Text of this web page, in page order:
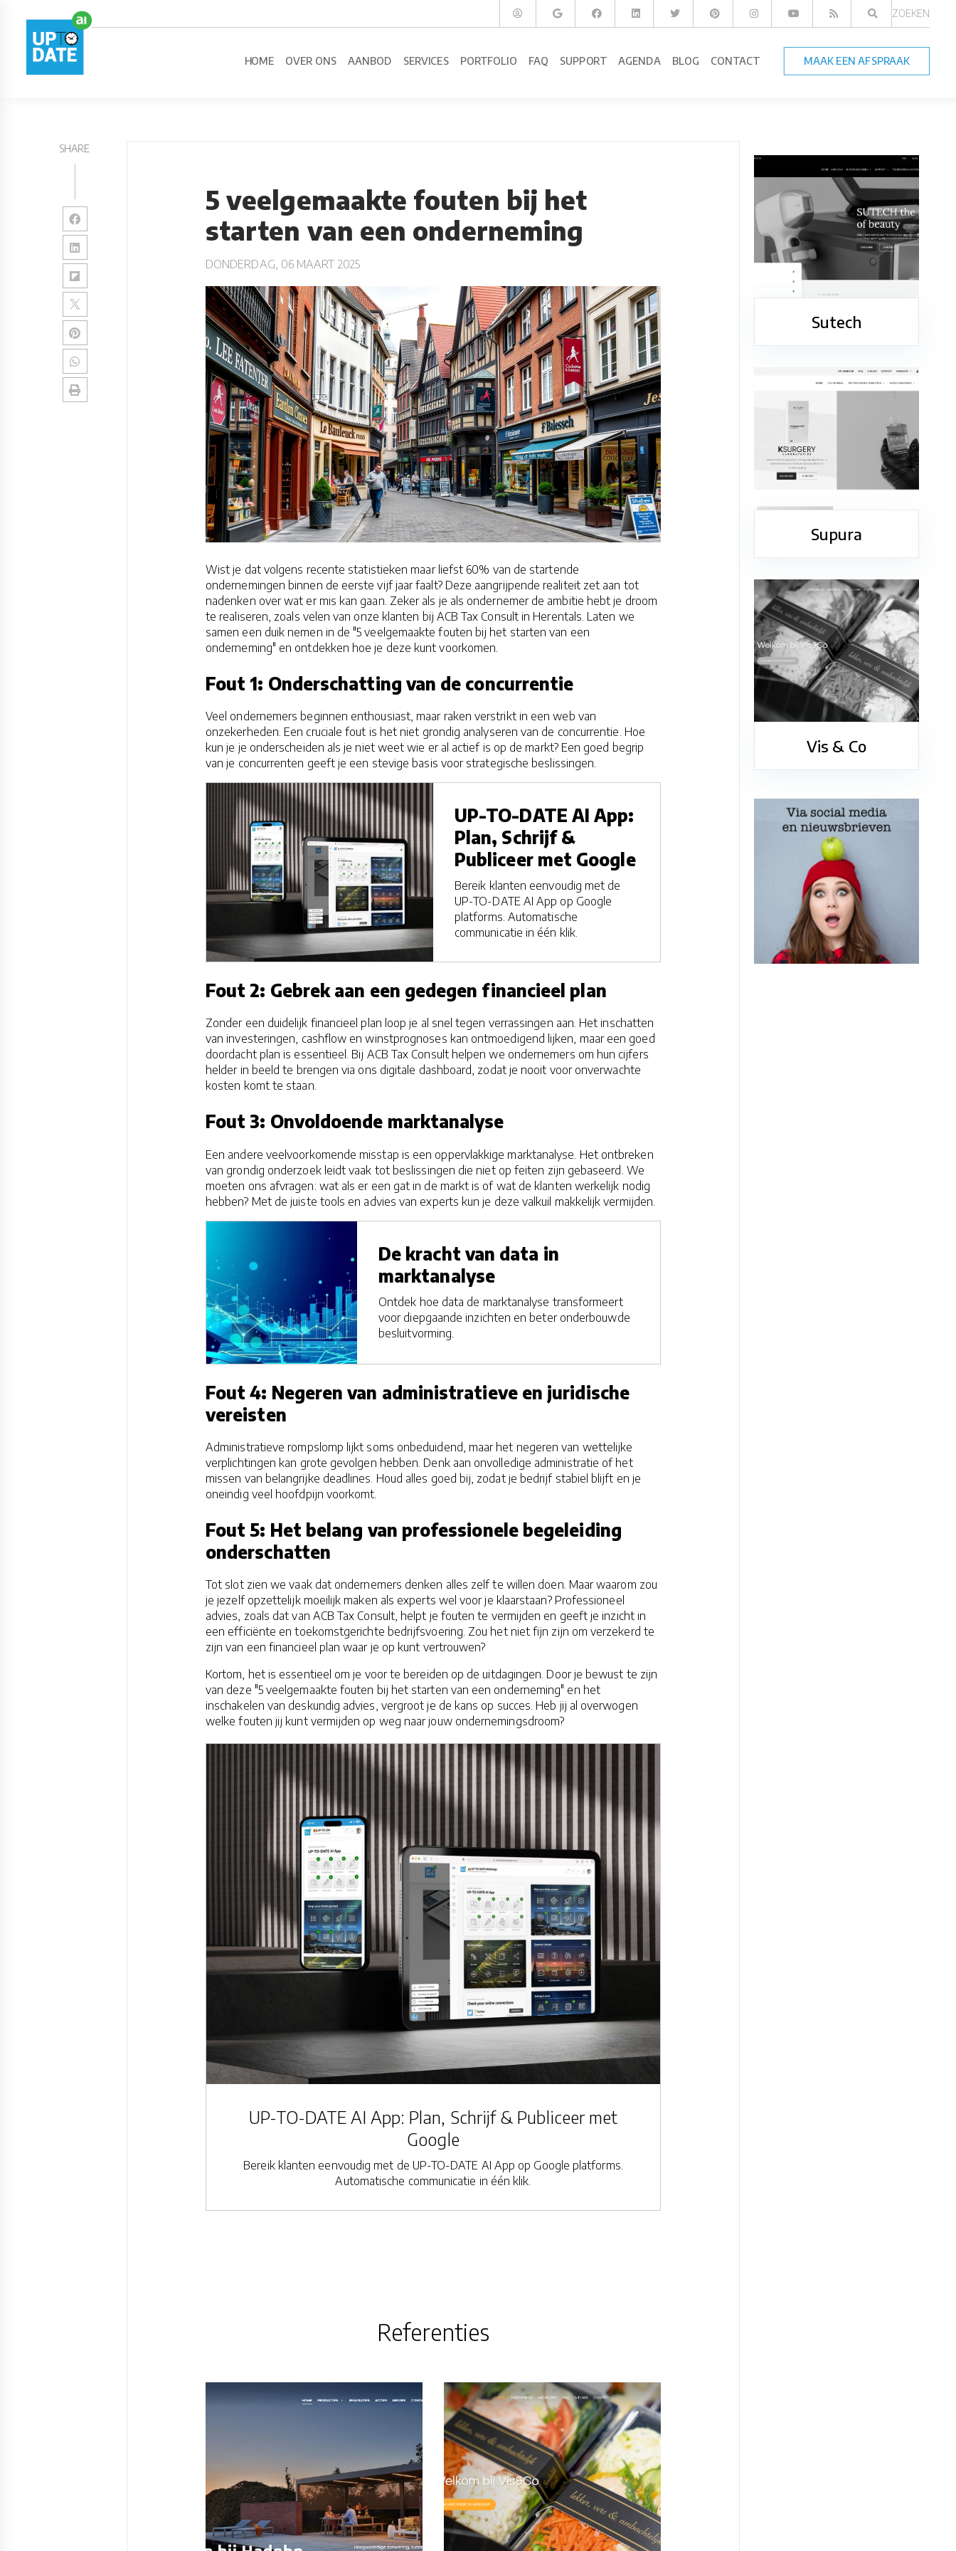
ZOEKEN
HOME OVER ONS AANBOD SERVICES PORTFOLIO FAQ SUPPORT AGENDA BLOG CONTACT MAAK EEN AFSPRAAK
SHARE
5 veelgemaakte fouten bij het
starten van een onderneming
DONDERDAG, 06 MAART 2025
Wist je dat volgens recente statistieken maar liefst 60% van de startende
ondernemingen binnen de eerste vijf jaar faalt? Deze aangrijpende realiteit zet aan tot
nadenken over wat er mis kan gaan. Zeker als je als ondernemer de ambitie hebt je droom
te realiseren, zoals velen van onze klanten bij ACB Tax Consult in Herentals. Laten we
samen een duik nemen in de "5 veelgemaakte fouten bij het starten van een
onderneming" en ontdekken hoe je deze kunt voorkomen.
Fout 1: Onderschatting van de concurrentie
Veel ondernemers beginnen enthousiast, maar raken verstrikt in een web van
onzekerheden. Een cruciale fout is het niet grondig analyseren van de concurrentie. Hoe
kun je je onderscheiden als je niet weet wie er al actief is op de markt? Een goed begrip
van je concurrenten geeft je een stevige basis voor strategische beslissingen.
UP-TO-DATE AI App:
Plan, Schrijf &
Publiceer met Google
Bereik klanten eenvoudig met de
UP-TO-DATE AI App op Google
platforms. Automatische
communicatie in één klik.
Fout 2: Gebrek aan een gedegen financieel plan
Zonder een duidelijk financieel plan loop je al snel tegen verrassingen aan. Het inschatten
van investeringen, cashflow en winstprognoses kan ontmoedigend lijken, maar een goed
doordacht plan is essentieel. Bij ACB Tax Consult helpen we ondernemers om hun cijfers
helder in beeld te brengen via ons digitale dashboard, zodat je nooit voor onverwachte
kosten komt te staan.
Fout 3: Onvoldoende marktanalyse
Een andere veelvoorkomende misstap is een oppervlakkige marktanalyse. Het ontbreken
van grondig onderzoek leidt vaak tot beslissingen die niet op feiten zijn gebaseerd. We
moeten ons afvragen: wat als er een gat in de markt is of wat de klanten werkelijk nodig
hebben? Met de juiste tools en advies van experts kun je deze valkuil makkelijk vermijden.
De kracht van data in
marktanalyse
Ontdek hoe data de marktanalyse transformeert
voor diepgaande inzichten en beter onderbouwde
besluitvorming.
Fout 4: Negeren van administratieve en juridische
vereisten
Administratieve rompslomp lijkt soms onbeduidend, maar het negeren van wettelijke
verplichtingen kan grote gevolgen hebben. Denk aan onvolledige administratie of het
missen van belangrijke deadlines. Houd alles goed bij, zodat je bedrijf stabiel blijft en je
oneindig veel hoofdpijn voorkomt.
Fout 5: Het belang van professionele begeleiding
onderschatten
Tot slot zien we vaak dat ondernemers denken alles zelf te willen doen. Maar waarom zou
je jezelf opzettelijk moeilijk maken als experts wel voor je klaarstaan? Professioneel
advies, zoals dat van ACB Tax Consult, helpt je fouten te vermijden en geeft je inzicht in
een efficiënte en toekomstgerichte bedrijfsvoering. Zou het niet fijn zijn om verzekerd te
zijn van een financieel plan waar je op kunt vertrouwen?
Kortom, het is essentieel om je voor te bereiden op de uitdagingen. Door je bewust te zijn
van deze "5 veelgemaakte fouten bij het starten van een onderneming" en het
inschakelen van deskundig advies, vergroot je de kans op succes. Heb jij al overwogen
welke fouten jij kunt vermijden op weg naar jouw ondernemingsdroom?
UP-TO-DATE AI App: Plan, Schrijf & Publiceer met
Google
Bereik klanten eenvoudig met de UP-TO-DATE AI App op Google platforms.
Automatische communicatie in één klik.
Referenties
Sutech
Supura
Vis & Co